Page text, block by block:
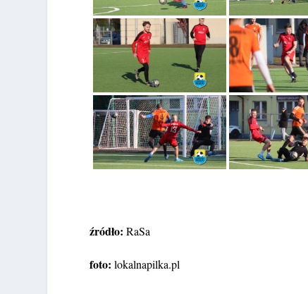
źródło:RaSa
foto:lokalnapilka.pl